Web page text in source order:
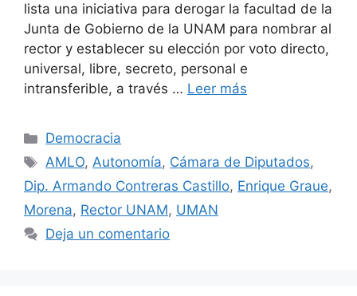
lista una iniciativa para derogar la facultad de la
Junta de Gobierno de la UNAM para nombrar al
rector y establecer su elección por voto directo,
universal, libre, secreto, personal e
intransferible, a través … Leer más
Democracia
AMLO,Autonomía, Cámara de Diputados,
Dip. Armando Contreras Castillo, Enrique Graue,
Morena, Rector UNAM, UMAN
Deja un comentario